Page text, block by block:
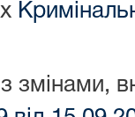
змінами,